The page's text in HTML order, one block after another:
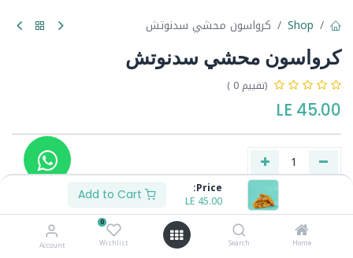
Price:
45.00
Home
Search
0
Wishlist
Account
Shop كرواسون محشي سدنوتش
كرواسون محشي سدنوتش
(تقييم 0 )
45.00